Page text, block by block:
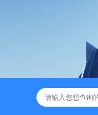
HS系列恒温恒湿箱